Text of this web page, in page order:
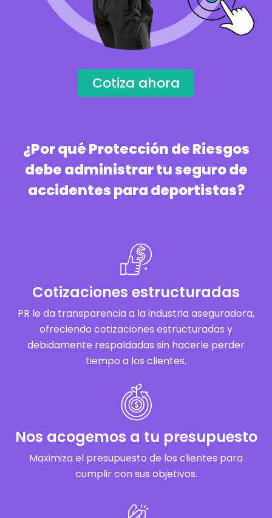
Cotiza ahora
¿Por qué Protección de Riesgos
debe administrar tu seguro de
accidentes para deportistas?
Cotizaciones estructuradas
PR le da transparencia a la industria aseguradora,
ofreciendo cotizaciones estructuradas y
debidamente respaldadas sin hacerle perder
tiempo a los clientes.
Nos acogemos a tu presupuesto
Maximiza el presupuesto de los clientes para
cumplir con sus objetivos.